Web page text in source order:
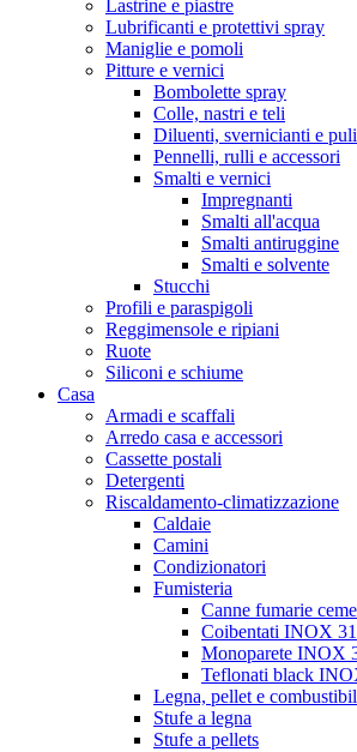
Lastrine e piastre
Lubrificanti e protettivi spray
Maniglie e pomoli
Pitture e vernici
Bombolette spray
Colle, nastri e teli
Diluenti, svernicianti e
Pennelli, rulli e accessori
Smalti e vernici
Impregnanti
Smalti all'acqua
Smalti antiruggine
Smalti e solvente
Stucchi
Profili e paraspigoli
Reggimensole e ripiani
Ruote
Siliconi e schiume
Casa
Armadi e scaffali
Arredo casa e accessori
Cassette postali
Detergenti
Riscaldamento-climatizzazione
Caldaie
Camini
Condizionatori
Fumisteria
Canne fumarie
Coibentati INOX
Monoparete INOX
Teflonati black
Legna, pellet e
Stufe a legna
Stufe a pellets